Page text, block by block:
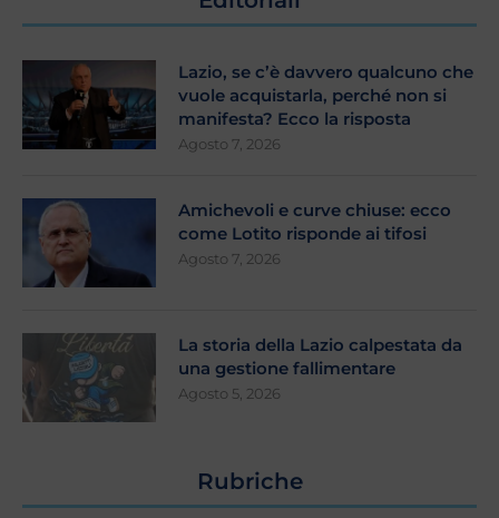
Lazio, se c’è davvero qualcuno che
vuole acquistarla, perché non si
manifesta? Ecco la risposta
Agosto 7, 2026
Amichevoli e curve chiuse: ecco
come Lotito risponde ai tifosi
Agosto 7, 2026
La storia della Lazio calpestata da
una gestione fallimentare
Agosto 5, 2026
Rubriche